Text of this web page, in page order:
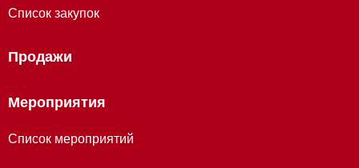
Список закупок
Продажи
Мероприятия
Список мероприятий